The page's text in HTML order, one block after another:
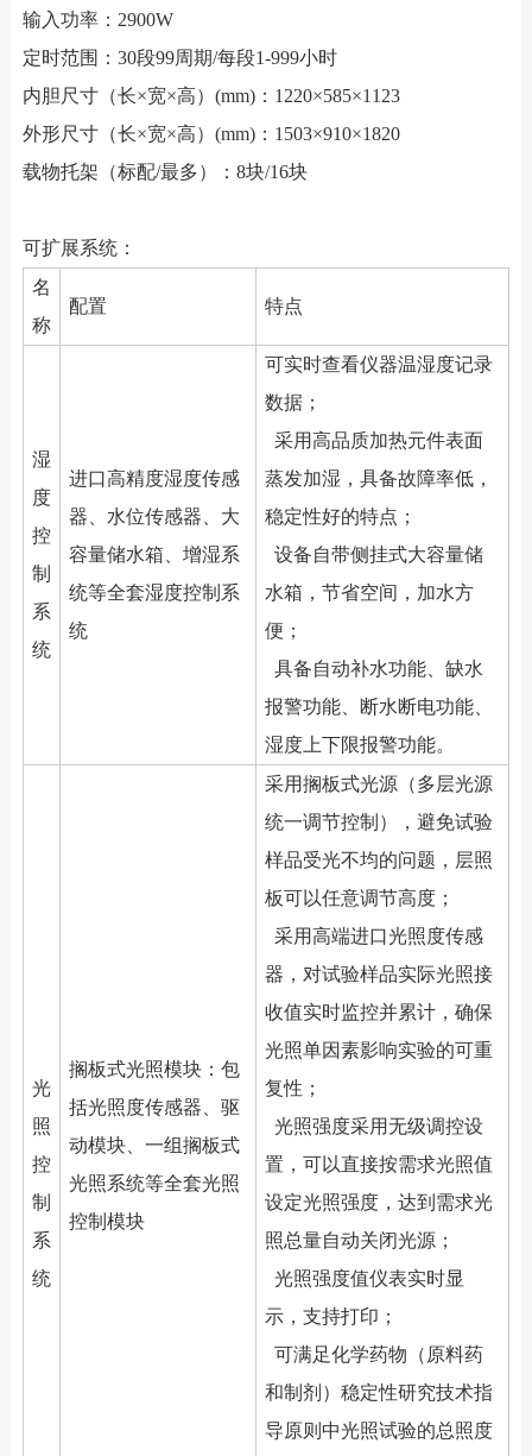
输入功率：2900W
定时范围：30段99周期/每段1-999小时
内胆尺寸（长×宽×高）(mm)：1220×585×1123
外形尺寸（长×宽×高）(mm)：1503×910×1820
载物托架（标配/最多）：8块/16块
可扩展系统：
名
称
配置 特点
湿
度
控
制
系
统
进口高精度湿度传感
器、水位传感器、大
容量储水箱、增湿系
统等全套湿度控制系
统
可实时查看仪器温湿度记录
数据；
采用高品质加热元件表面
蒸发加湿，具备故障率低，
稳定性好的特点；
设备自带侧挂式大容量储
水箱，节省空间，加水方
便；
具备自动补水功能、缺水
报警功能、断水断电功能、
湿度上下限报警功能。
光
照
控
制
系
统
搁板式光照模块：包
括光照度传感器、驱
动模块、一组搁板式
光照系统等全套光照
控制模块
采用搁板式光源（多层光源
统一调节控制），避免试验
样品受光不均的问题，层照
板可以任意调节高度；
采用高端进口光照度传感
器，对试验样品实际光照接
收值实时监控并累计，确保
光照单因素影响实验的可重
复性；
光照强度采用无级调控设
置，可以直接按需求光照值
设定光照强度，达到需求光
照总量自动关闭光源；
光照强度值仪表实时显
示，支持打印；
可满足化学药物（原料药
和制剂）稳定性研究技术指
导原则中光照试验的总照度